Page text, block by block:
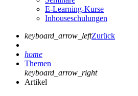
E-Learning-Kurse
Inhouseschulungen
keyboard_arrow_leftZurück
home
Themen
keyboard_arrow_right
Artikel